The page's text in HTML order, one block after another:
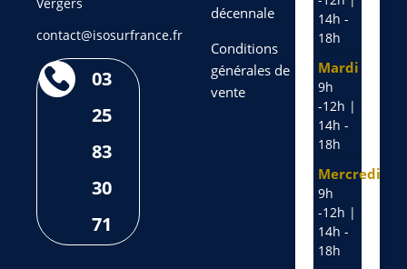
contact@isosurfrance.fr
03
25
83
30
71
décennale
Conditions
générales de
vente
14h -
18h
Mardi
9h
-12h |
14h -
18h
Mercredi
9h
-12h |
14h -
18h